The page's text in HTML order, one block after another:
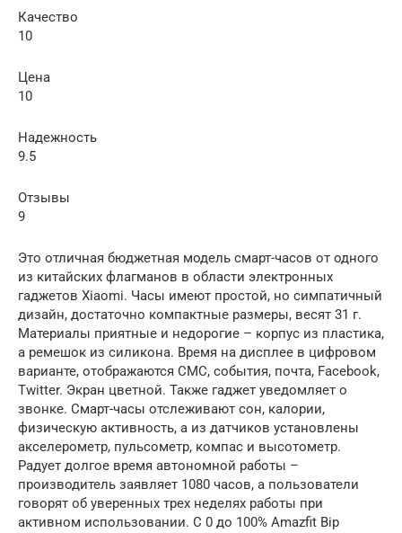
Качество
10
Цена
10
Надежность
9.5
Отзывы
9
Это отличная бюджетная модель смарт-часов от одного
из китайских флагманов в области электронных
гаджетов Xiaomi. Часы имеют простой, но симпатичный
дизайн, достаточно компактные размеры, весят 31 г.
Материалы приятные и недорогие – корпус из пластика,
а ремешок из силикона. Время на дисплее в цифровом
варианте, отображаются СМС, события, почта, Facebook,
Twitter. Экран цветной. Также гаджет уведомляет о
звонке. Смарт-часы отслеживают сон, калории,
физическую активность, а из датчиков установлены
акселерометр, пульсометр, компас и высотометр.
Радует долгое время автономной работы –
производитель заявляет 1080 часов, а пользователи
говорят об уверенных трех неделях работы при
активном использовании. С 0 до 100% Amazfit Bip